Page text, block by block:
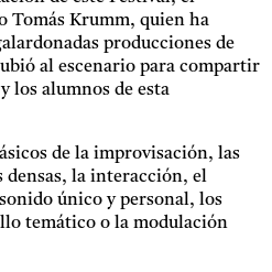
Tomás Krumm, quien ha
producciones de
al escenario para compartir
los alumnos de esta
de la improvisación, las
densas, la interacción, el
único y personal, los
temático o la modulación